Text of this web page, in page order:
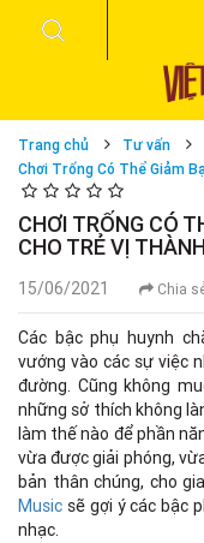
Trang chủ
Tư vấn
Chơi Trống Có Thể Giảm
CHƠI TRỐNG CÓ
CHO TRẺ VỊ
15/06/2021 Chia
Các bậc phụ huynh
vướng vào các sự việc
đường. Cũng không
những sở thích không
làm thế nào để phần
vừa được giải phóng,
bản thân chúng, cho
Music sẽ gợi ý các bậc
nhạc.